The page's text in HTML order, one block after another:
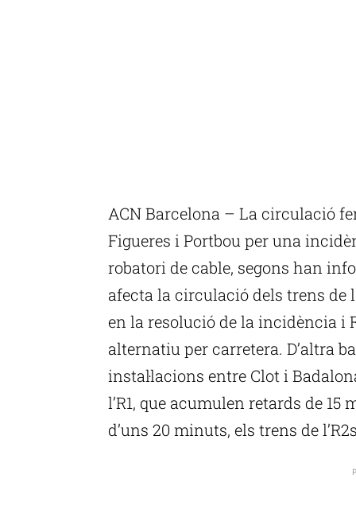
ACN Barcelona – La circulació
Figueres i Portbou per una
robatori de cable, segons han
afecta la circulació dels trens de
en la resolució de la incidència i
alternatiu per carretera. D’altra
instal·lacions entre Clot i
l’R1, que acumulen retards de
d’uns 20 minuts, els trens de